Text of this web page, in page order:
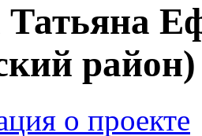
Татьяна
район)
о проекте